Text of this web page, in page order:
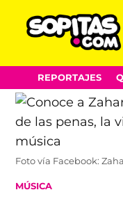
Skip
to
content
REPORTAJES
Foto vía Facebook:
POSTED
MÚSICA